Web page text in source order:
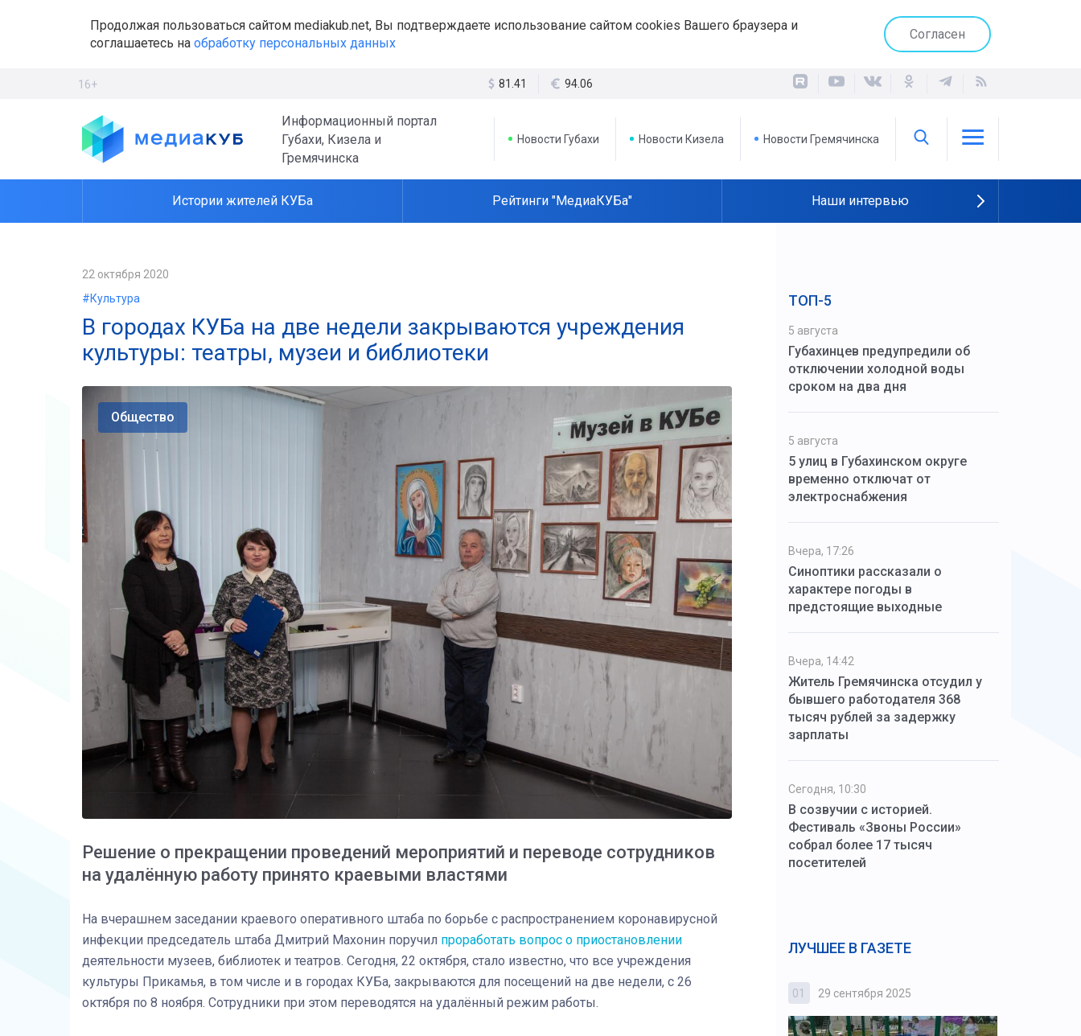
Продолжая пользоваться сайтом mediakub.net, Вы подтверждаете использование сайтом cookies Вашего браузера и
соглашаетесь на обработку персональных данных
Согласен
16+ 81.41 94.06
Информационный портал
Губахи, Кизела и
Гремячинска
Новости Губахи Новости Кизела Новости Гремячинска
Истории жителей КУБа Рейтинги "МедиаКУБа" Наши интервью
22 октября 2020
#Культура
В городах КУБа на две недели закрываются учреждения
культуры: театры, музеи и библиотеки
Общество
Решение о прекращении проведений мероприятий и переводе сотрудников
на удалённую работу принято краевыми властями
На вчерашнем заседании краевого оперативного штаба по борьбе с распространением коронавирусной
инфекции председатель штаба Дмитрий Махонин поручил проработать вопрос о приостановлении
деятельности музеев, библиотек и театров. Сегодня, 22 октября, стало известно, что все учреждения
культуры Прикамья, в том числе и в городах КУБа, закрываются для посещений на две недели, с 26
октября по 8 ноября. Сотрудники при этом переводятся на удалённый режим работы.
ТОП-5
5 августа
Губахинцев предупредили об
отключении холодной воды
сроком на два дня
5 августа
5 улиц в Губахинском округе
временно отключат от
электроснабжения
Вчера, 17:26
Синоптики рассказали о
характере погоды в
предстоящие выходные
Вчера, 14:42
Житель Гремячинска отсудил у
бывшего работодателя 368
тысяч рублей за задержку
зарплаты
Сегодня, 10:30
В созвучии с историей.
Фестиваль «Звоны России»
собрал более 17 тысяч
посетителей
ЛУЧШЕЕ В ГАЗЕТЕ
03 4 октября 2025 01 29 сентября 2025